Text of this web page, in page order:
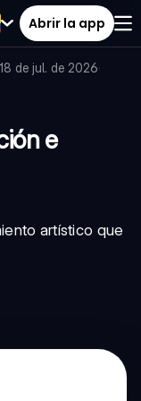
Abrir la app
18 de jul. de 2026·
e
artístico que